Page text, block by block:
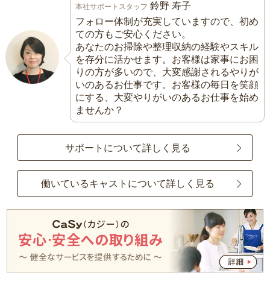
本社サポートスタッフ 鈴野 寿子
フォロー体制が充実していますので、初め
ての方もご安心ください。
あなたのお掃除や整理収納の経験やスキル
を存分に活かせます。お客様は家事にお困
りの方が多いので、大変感謝されるやりが
いのあるお仕事です。お客様の毎日を笑顔
にする、大変やりがいのあるお仕事を始め
ませんか？
サポートについて詳しく見る
働いているキャストについて詳しく見る